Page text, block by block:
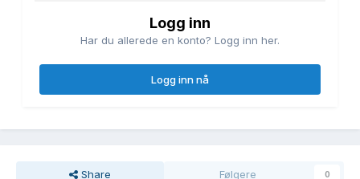
Logg inn
Har du allerede en konto? Logg inn her.
Logg inn nå
Share Følgere 0